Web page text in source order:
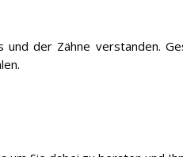
der Zähne verstanden.